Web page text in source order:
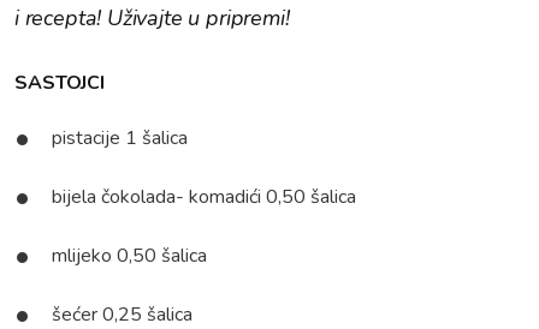
i recepta! Uživajte u pripremi!
SASTOJCI
pistacije 1 šalica
bijela čokolada- komadići 0,50 šalica
mlijeko 0,50 šalica
šećer 0,25 šalica